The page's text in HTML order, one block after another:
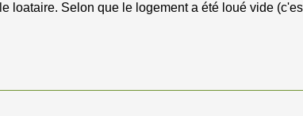
loataire. Selon que le logement a été loué vide